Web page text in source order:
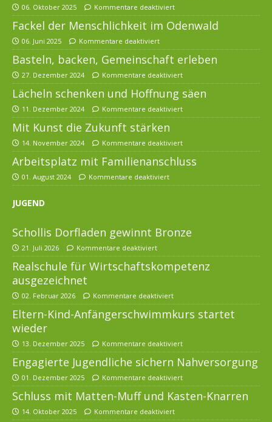
06. Oktober 2025 Kommentare deaktiviert
Fackel der Menschlichkeit im Odenwald
06. Juni 2025 Kommentare deaktiviert
Basteln, backen, Gemeinschaft erleben
27. Dezember 2024 Kommentare deaktiviert
Lächeln schenken und Hoffnung säen
11. Dezember 2024 Kommentare deaktiviert
Mit Kunst die Zukunft stärken
14. November 2024 Kommentare deaktiviert
Arbeitsplatz mit Familienanschluss
01. August 2024 Kommentare deaktiviert
JUGEND
Schollis Dorfladen gewinnt Bronze
21. Juli 2026 Kommentare deaktiviert
Realschule für Wirtschaftskompetenz
ausgezeichnet
02. Februar 2026 Kommentare deaktiviert
Eltern-Kind-Anfängerschwimmkurs startet
wieder
13. Dezember 2025 Kommentare deaktiviert
Engagierte Jugendliche sichern Nahversorgung
01. Dezember 2025 Kommentare deaktiviert
Schluss mit Matten-Muff und Kasten-Knarren
14. Oktober 2025 Kommentare deaktiviert